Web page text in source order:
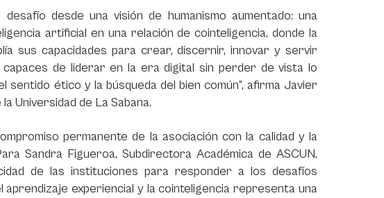
desde una visión de humanismo aumentado: una
artificial en una relación de cointeligencia, donde la
sus capacidades para crear, discernir, innovar y servir
de liderar en la era digital sin perder de vista lo
sentido ético y la búsqueda del bien común”, afirma Javier
Universidad de La Sabana.
permanente de la asociación con la calidad y la
Sandra Figueroa, Subdirectora Académica de ASCUN,
de las instituciones para responder a los desafíos
experiencial y la cointeligencia representa una